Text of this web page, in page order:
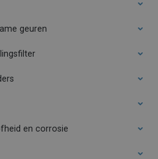
geuren
en corrosie